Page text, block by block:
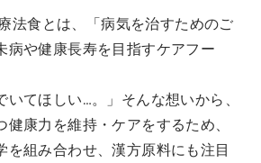
法食とは、「病気を治すためのご
病や健康長寿を目指すケアフー
いてほしい…。」そんな想いから、
健康力を維持・ケアをするため、
を組み合わせ、漢方原料にも注目